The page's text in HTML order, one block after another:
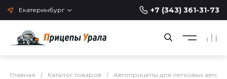
Екатеринбург +7 (343) 361-31-73
Главная / Каталог товаров / Автоприцепы для легковых